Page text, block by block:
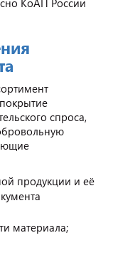
спроса,
продукции и её
материала;